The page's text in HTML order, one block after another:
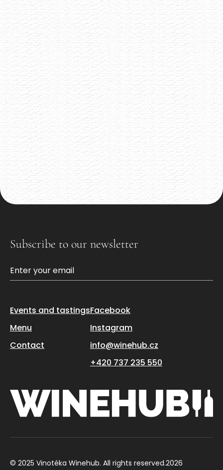
Akce již proběhla
Akce již proběhla
Vinařství Ilias
8.6.2026
Malé rodinné vynařství z Pavlova
Subscribe to our newsletter
Events and tastings
Menu
Contact
Facebook
Instagram
info@winehub.cz
+420 737 235 550
© 2025 Vinotéka Winehub. All rights reserved.2026